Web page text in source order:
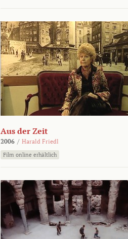
Aus der Zeit
2006 / Harald Friedl
Film online erhältlich